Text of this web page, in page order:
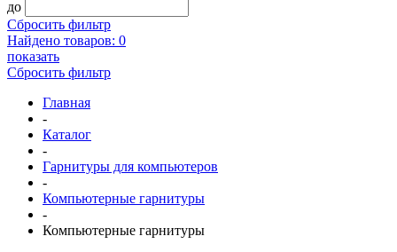
до
Сбросить фильтр
Найдено товаров: 0
показать
Сбросить фильтр
Главная
-
Каталог
-
Гарнитуры для компьютеров
-
Компьютерные гарнитуры
-
Компьютерные гарнитуры